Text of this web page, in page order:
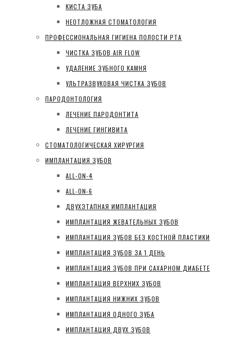
КИСТА ЗУБА
НЕОТЛОЖНАЯ СТОМАТОЛОГИЯ
ПРОФЕССИОНАЛЬНАЯ ГИГИЕНА ПОЛОСТИ РТА
ЧИСТКА ЗУБОВ AIR FLOW
УДАЛЕНИЕ ЗУБНОГО КАМНЯ
УЛЬТРАЗВУКОВАЯ ЧИСТКА ЗУБОВ
ПАРОДОНТОЛОГИЯ
ЛЕЧЕНИЕ ПАРОДОНТИТА
ЛЕЧЕНИЕ ГИНГИВИТА
СТОМАТОЛОГИЧЕСКАЯ ХИРУРГИЯ
ИМПЛАНТАЦИЯ ЗУБОВ
ALL-ON-4
ALL-ON-6
ДВУХЭТАПНАЯ ИМПЛАНТАЦИЯ
ИМПЛАНТАЦИЯ ЖЕВАТЕЛЬНЫХ ЗУБОВ
ИМПЛАНТАЦИЯ ЗУБОВ БЕЗ КОСТНОЙ ПЛАСТИКИ
ИМПЛАНТАЦИЯ ЗУБОВ ЗА 1 ДЕНЬ
ИМПЛАНТАЦИЯ ЗУБОВ ПРИ САХАРНОМ ДИАБЕТЕ
ИМПЛАНТАЦИЯ ВЕРХНИХ ЗУБОВ
ИМПЛАНТАЦИЯ НИЖНИХ ЗУБОВ
ИМПЛАНТАЦИЯ ОДНОГО ЗУБА
ИМПЛАНТАЦИЯ ДВУХ ЗУБОВ